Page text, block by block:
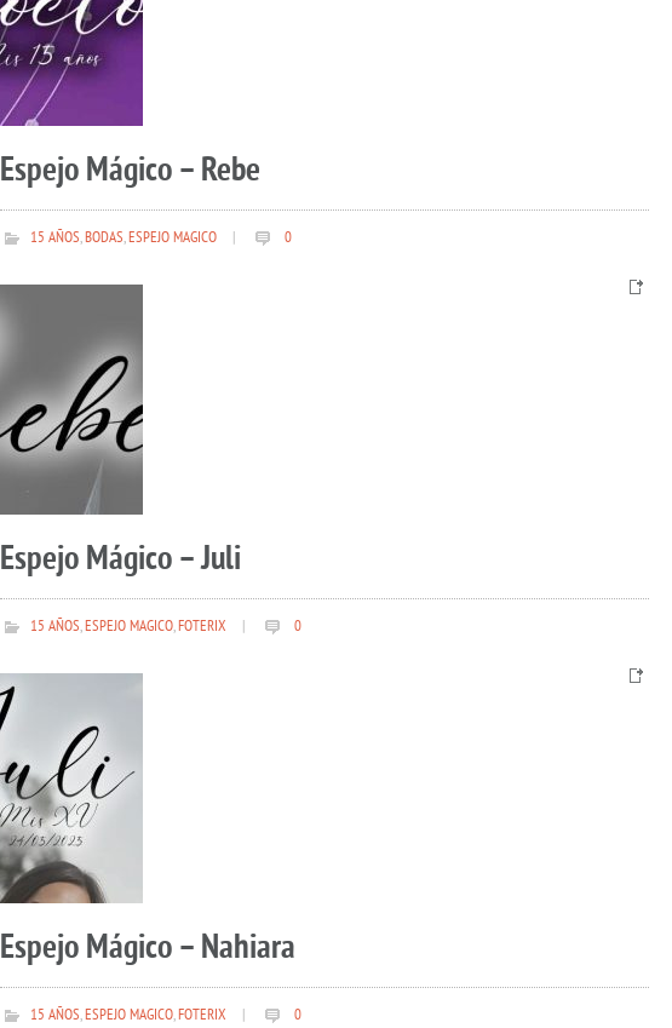
Espejo Mágico – Rebe
15 AÑOS,BODAS,ESPEJO MAGICO 0
Espejo Mágico – Juli
15 AÑOS,ESPEJO MAGICO,FOTERIX 0
Espejo Mágico – Nahiara
15 AÑOS,ESPEJO MAGICO,FOTERIX 0